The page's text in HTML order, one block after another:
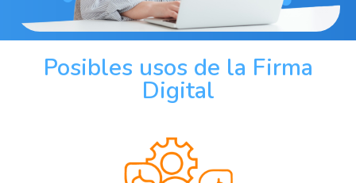
Posibles usos de la Firma
Digital